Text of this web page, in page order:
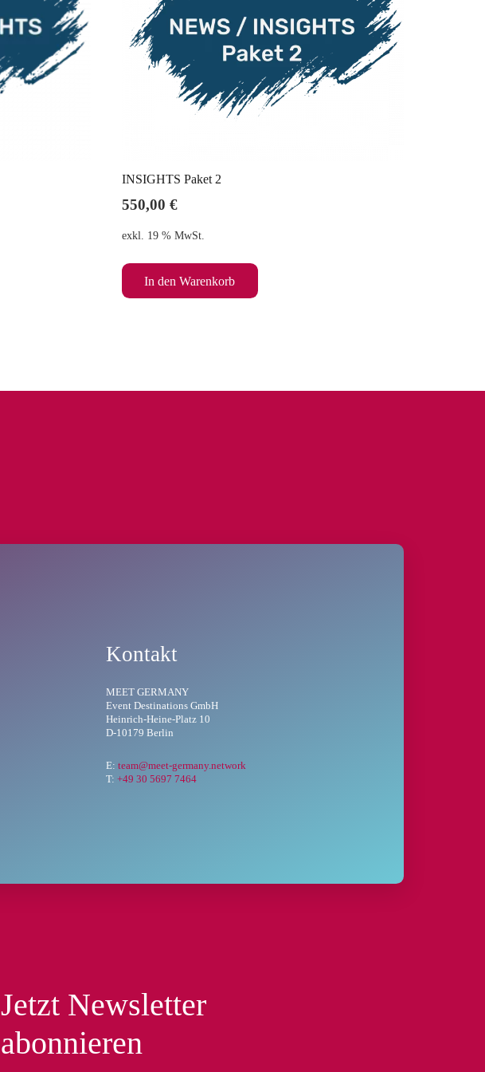
INSIGHTS Paket 2
550,00 €
exkl. 19 % MwSt.
In den Warenkorb
Kontakt
MEET GERMANY
Event Destinations GmbH
Heinrich-Heine-Platz 10
D-10179 Berlin
E:team@meet-germany.network
T:+49 30 5697 7464
Jetzt Newsletter
abonnieren